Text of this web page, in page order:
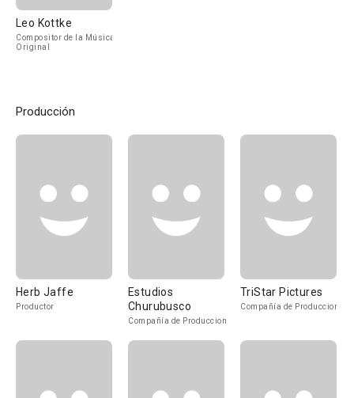
Leo Kottke
Compositor de la Música
Original
Producción
Herb Jaffe
Productor
Estudios
Churubusco
Compañía de Produccion
TriStar Pictures
Compañía de Produccion